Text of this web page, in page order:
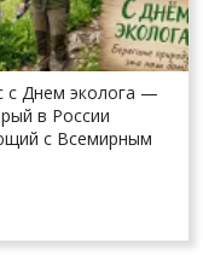
с Днем эколога —
в России
с Всемирным